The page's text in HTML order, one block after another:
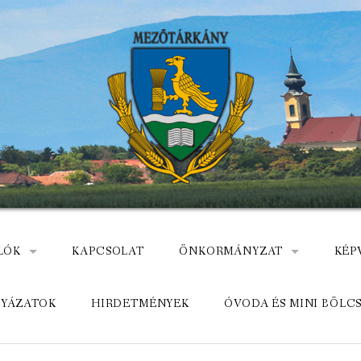
HEVES MEGYÉBEN, MEZÕTÁRKÁNYON
KAPCSOLAT ÖNKORMÁNYZAT
KÖZADATKERESŐ
HIRDETMÉNYEK ÓVODA ÉS MINI